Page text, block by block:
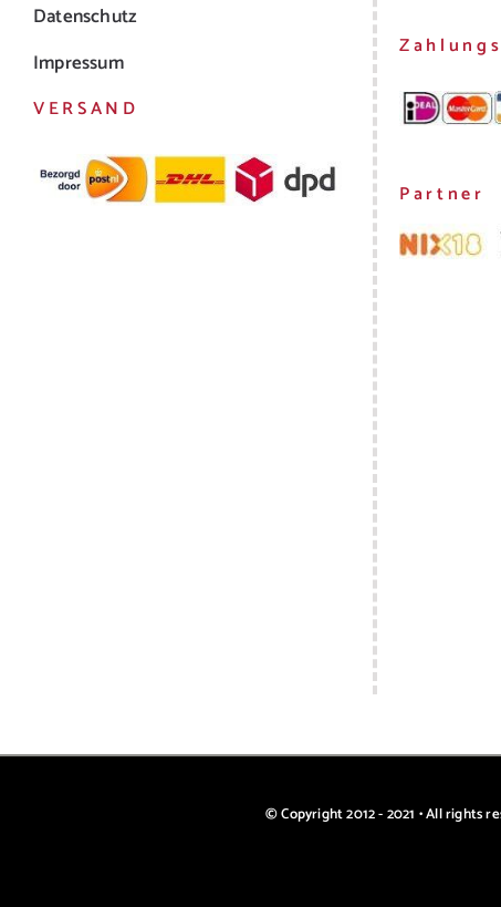
Datenschutz
Impressum
VERSAND
Partner
© Copyright 2012 - 2021 • All rights